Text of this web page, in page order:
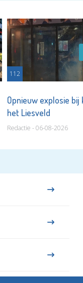
112
Opnieuw explosie bij
het Liesveld
Redactie - 06-08-2026